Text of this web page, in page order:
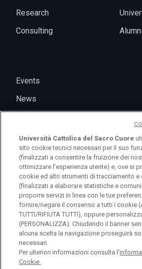
Research
Consulting
Events
News
logo UC
© Università Cattolica del Sacro
Gemelli 1, 20123 Milano PI
Università Cattolica del Sacro Cuore
sito cookie tecnici necessari per il suo
(finalizzati a consentire la fruizione dei
ottimizzare l'esperienza utente) e, ove si
cookie ed altri strumenti di tracciamento
(finalizzati a elaborare statistiche e
proporre servizi in linea con le tue
fornire/negare il consenso a tutti i cookie
TUTTI/RIFIUTA TUTTI), oppure
(PERSONALIZZA). Chiudendo il banner
alcuna scelta la navigazione proseguirà
necessari.
Per ulteriori informazioni consulta l'
Cookie.